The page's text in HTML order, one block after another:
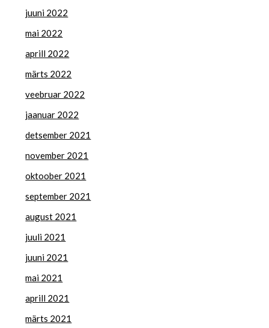
juuni 2022
mai 2022
aprill 2022
märts 2022
veebruar 2022
jaanuar 2022
detsember 2021
november 2021
oktoober 2021
september 2021
august 2021
juuli 2021
juuni 2021
mai 2021
aprill 2021
märts 2021